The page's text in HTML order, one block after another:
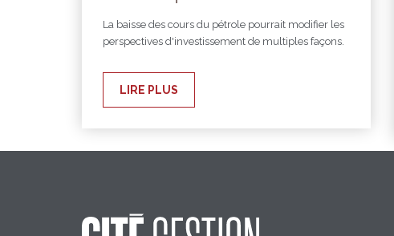
La baisse des cours du pétrole pourrait modifier les
perspectives d'investissement de multiples façons.
LIRE PLUS